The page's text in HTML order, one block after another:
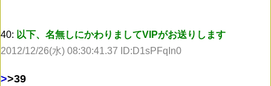
40: 以下、名無しにかわりましてVIPがお送りします
2012/12/26(水) 08:30:41.37 ID:D1sPFqIn0
>>39